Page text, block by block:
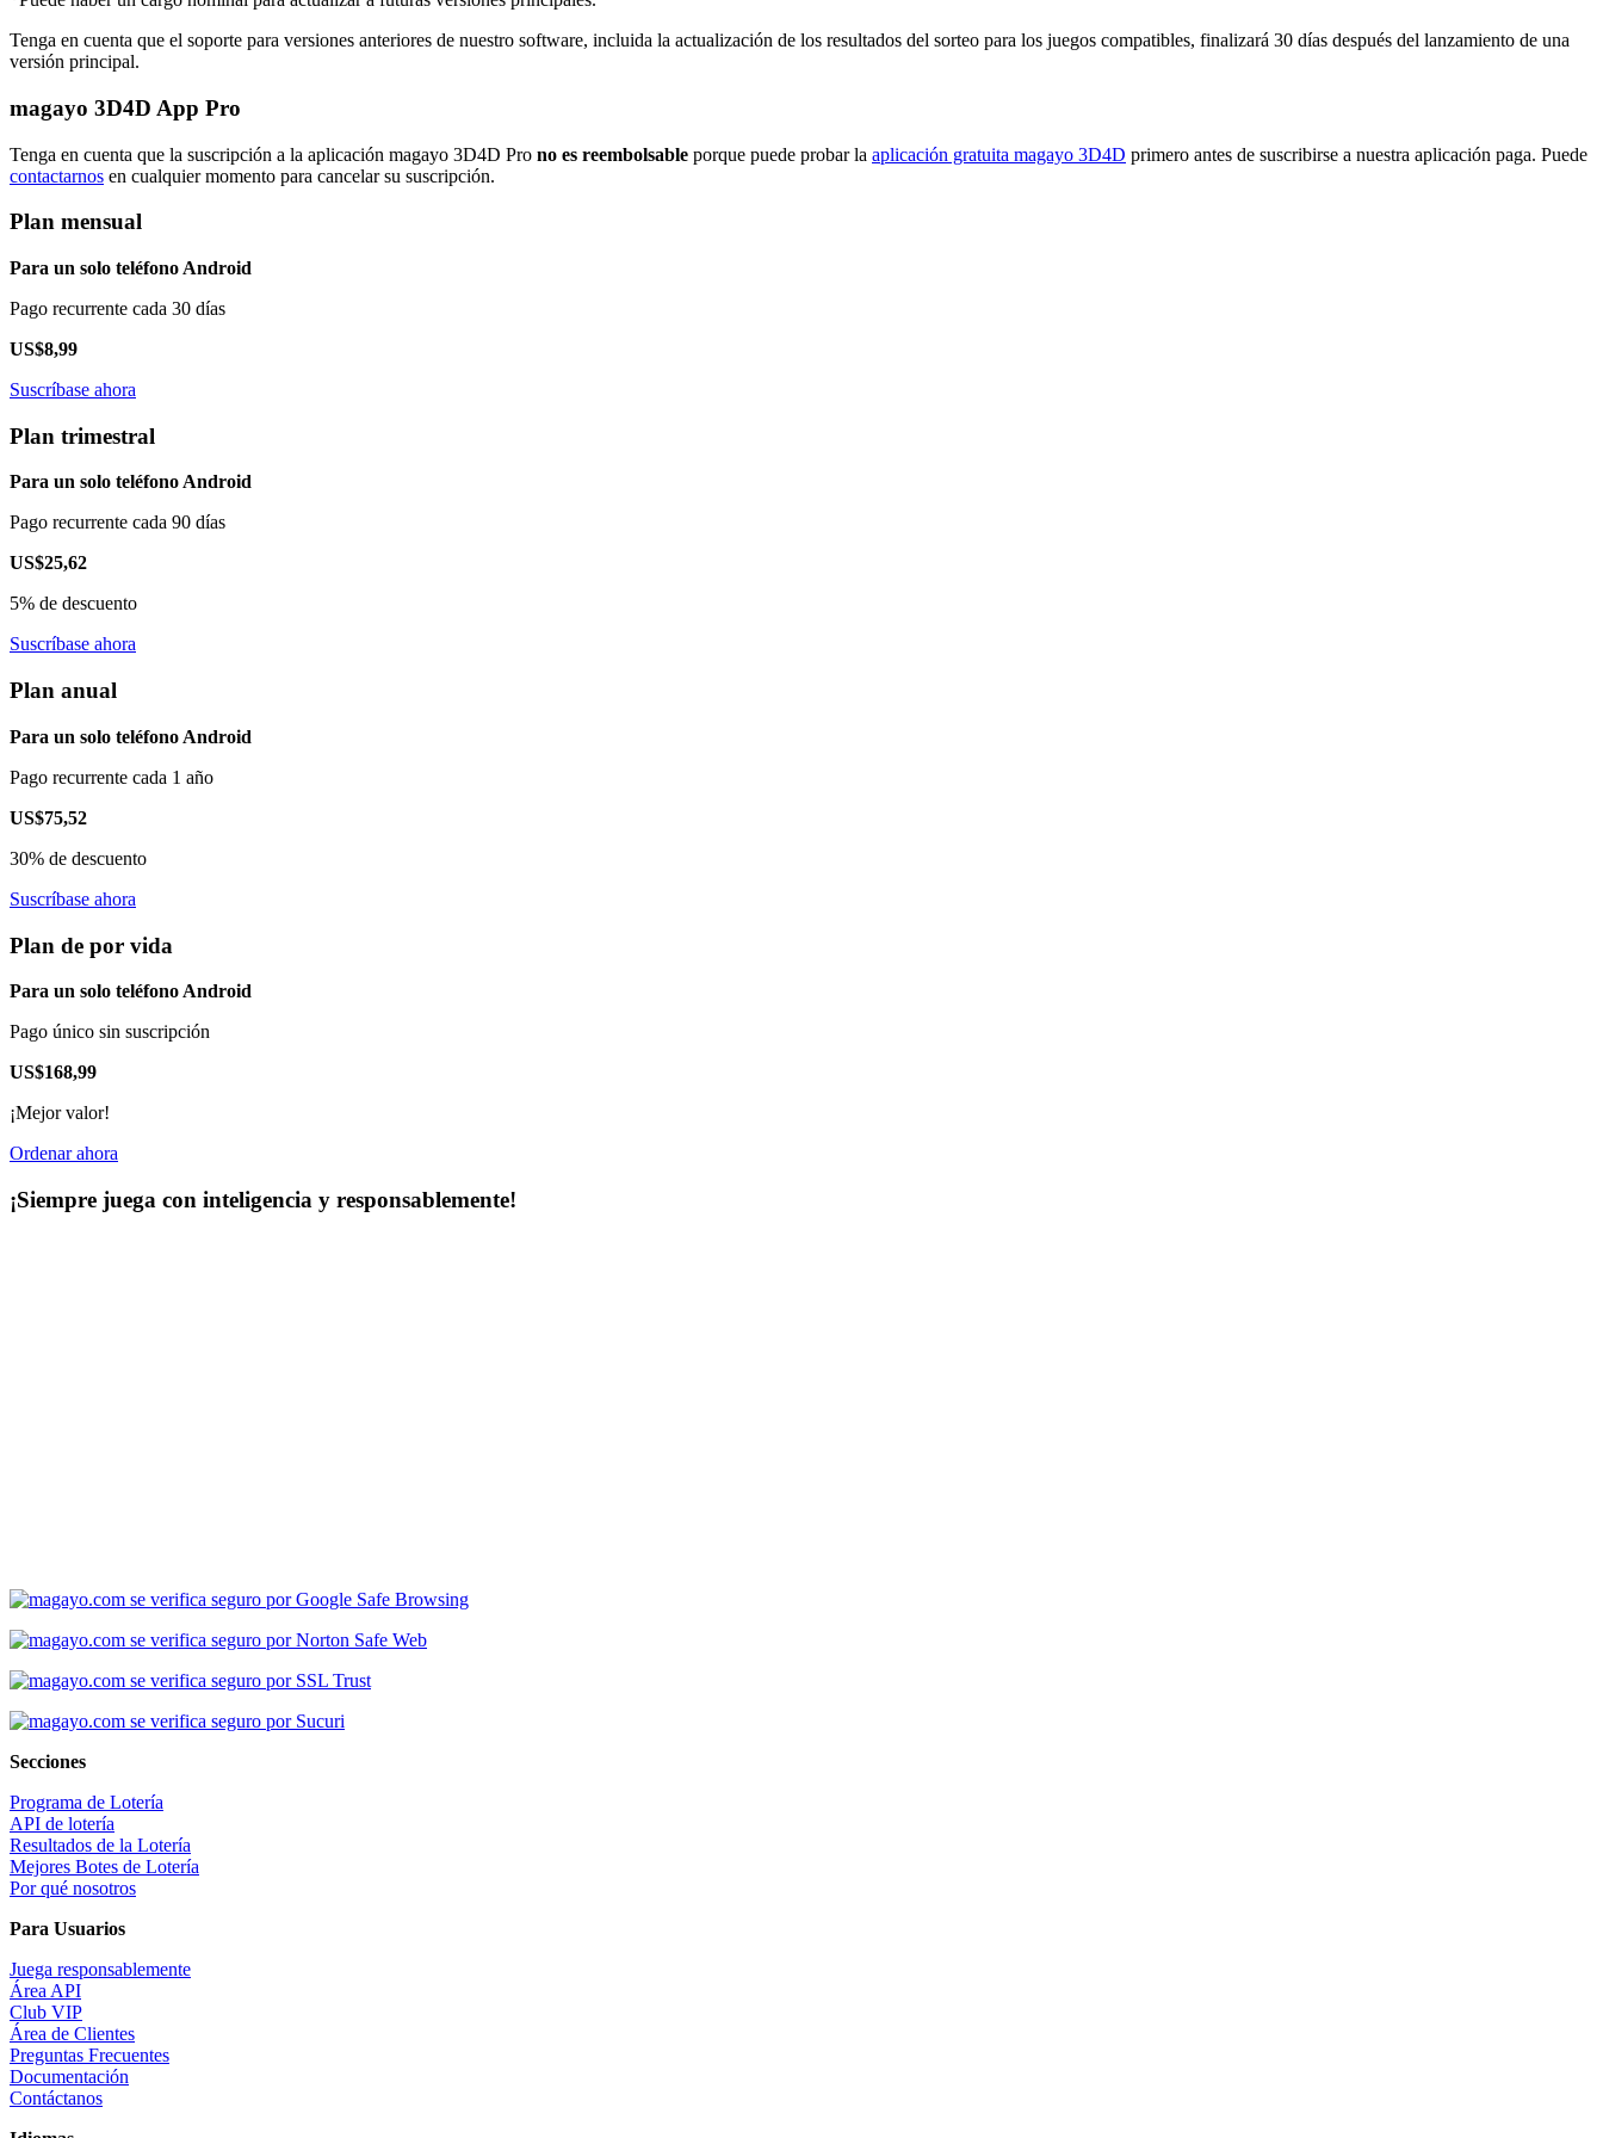
Tenga en cuenta que el soporte para versiones anteriores de nuestro software, incluida la actualización de los resultados del sorteo para los juegos compatibles, finalizará 30 días después del lanzamiento de una
versión principal.
magayo 3D4D App Pro
Tenga en cuenta que la suscripción a la aplicación magayo 3D4D Pro no es reembolsable porque puede probar la aplicación gratuita magayo 3D4D primero antes de suscribirse a nuestra aplicación paga. Puede
contactarnos en cualquier momento para cancelar su suscripción.
Plan mensual
Para un solo teléfono Android
Pago recurrente cada 30 días
US$8,99
Suscríbase ahora
Plan trimestral
Para un solo teléfono Android
Pago recurrente cada 90 días
US$25,62
5% de descuento
Suscríbase ahora
Plan anual
Para un solo teléfono Android
Pago recurrente cada 1 año
US$75,52
30% de descuento
Suscríbase ahora
Plan de por vida
Para un solo teléfono Android
Pago único sin suscripción
US$168,99
¡Mejor valor!
Ordenar ahora
¡Siempre juega con inteligencia y responsablemente!
Secciones
Programa de Lotería
API de lotería
Resultados de la Lotería
Mejores Botes de Lotería
Por qué nosotros
Para Usuarios
Juega responsablemente
Área API
Club VIP
Área de Clientes
Preguntas Frecuentes
Documentación
Contáctanos